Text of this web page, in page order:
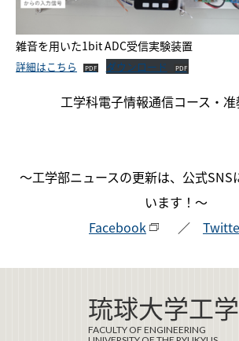
雑音を用いた1bit ADC受信実験装置
詳細はこちら ダウンロード
工学科電子情報通信コース
～工学部ニュースの更新は、公式SNS
います！～
Facebook
／
琉球大学工
FACULTY OF ENGINEERING